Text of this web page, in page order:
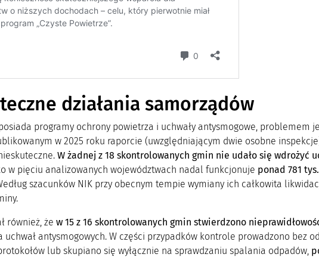
działania samorządów
programy ochrony powietrza i uchwały antysmogowe, problemem
w 2025 roku raporcie (uwzględniającym dwie osobne
W żadnej z 18 skontrolowanych gmin nie udało się wdrożyć
w pięciu analizowanych województwach nadal funkcjonuje ponad 781
szacunków NIK przy obecnym tempie wymiany ich całkowita
również, że w 15 z 16 skontrolowanych gmin stwierdzono
uchwał antysmogowych. W części przypadków kontrole prowadzono bez
lub skupiano się wyłącznie na sprawdzaniu spalania odpadów,